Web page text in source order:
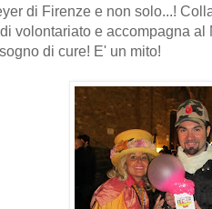
di Firenze e non solo...!
volontariato e accompagna al
di cure! E' un mito!